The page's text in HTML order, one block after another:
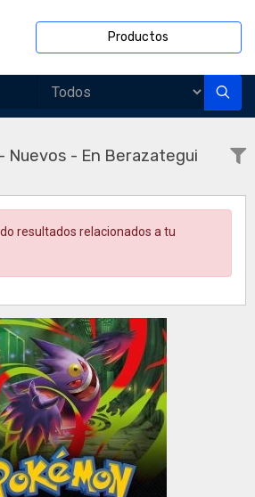
Productos
Nuevos - En Berazategui
resultados relacionados a tu